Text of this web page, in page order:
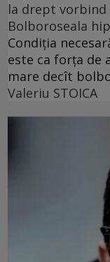
la drept vorbind
Bolboroseala
Condiția
este ca forța de
mare decît
Valeriu STOICA